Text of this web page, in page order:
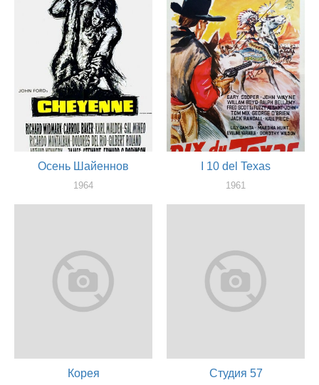
актер
актер
Осень Шайеннов
1964
I 10 del Texas
1961
Корея Студия 57